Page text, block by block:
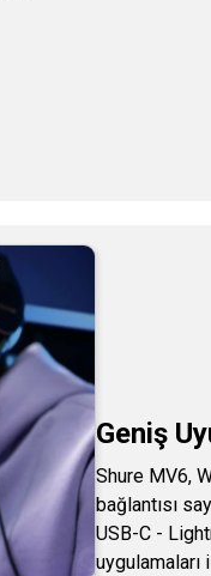
Geniş
Shure MV6,
bağlantısı
USB-C -
uygulamaları